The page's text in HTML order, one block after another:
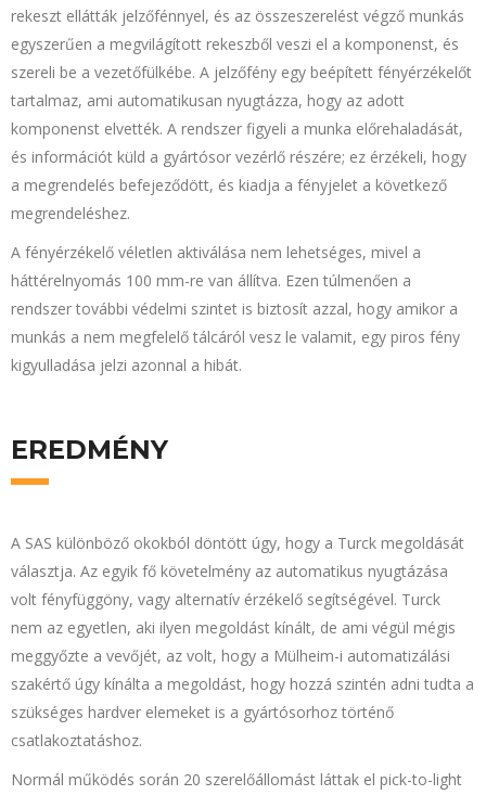
rekeszt ellátták jelzőfénnyel, és az összeszerelést végző munkás
egyszerűen a megvilágított rekeszből veszi el a komponenst, és
szereli be a vezetőfülkébe. A jelzőfény egy beépített fényérzékelőt
tartalmaz, ami automatikusan nyugtázza, hogy az adott
komponenst elvették. A rendszer figyeli a munka előrehaladását,
és információt küld a gyártósor vezérlő részére; ez érzékeli, hogy
a megrendelés befejeződött, és kiadja a fényjelet a következő
megrendeléshez.
A fényérzékelő véletlen aktiválása nem lehetséges, mivel a
háttérelnyomás 100 mm-re van állítva. Ezen túlmenően a
rendszer további védelmi szintet is biztosít azzal, hogy amikor a
munkás a nem megfelelő tálcáról vesz le valamit, egy piros fény
kigyulladása jelzi azonnal a hibát.
EREDMÉNY
A SAS különböző okokból döntött úgy, hogy a Turck megoldását
választja. Az egyik fő követelmény az automatikus nyugtázása
volt fényfüggöny, vagy alternatív érzékelő segítségével. Turck
nem az egyetlen, aki ilyen megoldást kínált, de ami végül mégis
meggyőzte a vevőjét, az volt, hogy a Mülheim-i automatizálási
szakértő úgy kínálta a megoldást, hogy hozzá szintén adni tudta a
szükséges hardver elemeket is a gyártósorhoz történő
csatlakoztatáshoz.
Normál működés során 20 szerelőállomást láttak el pick-to-light